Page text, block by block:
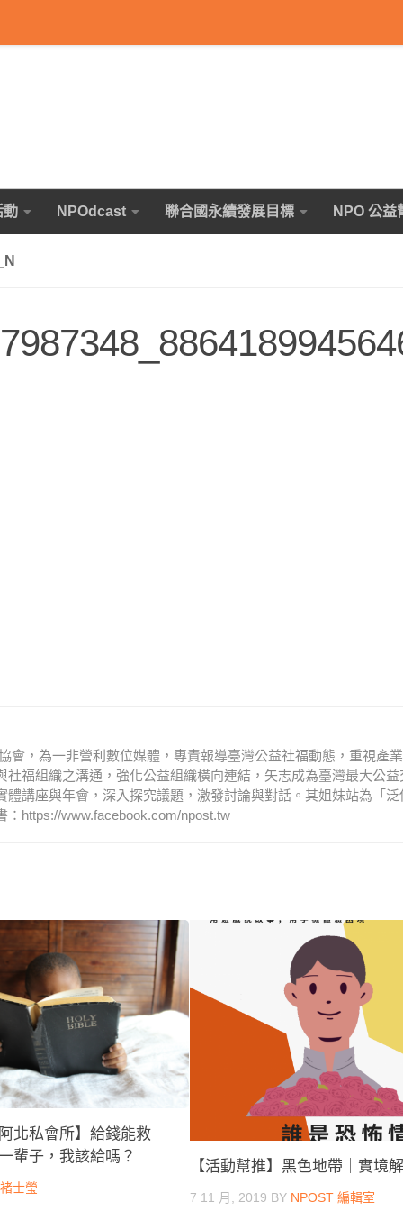
動 NPOdcast 聯合國永續發展目標 NPO 公益
會，為一非營利數位媒體，專責報導臺灣公益社福動態，重視產
福組織之溝通，強化公益組織橫向連結，矢志成為臺灣最大公益
講座與年會，深入探究議題，激發討論與對話。其姐妹站為「泛
https://www.facebook.com/npost.tw
北私會所】給錢能救
輩子，我該給嗎？
褚士瑩
【活動幫推】黑色地帶｜實境
7 11 月, 2019 BY NPOST 編輯室